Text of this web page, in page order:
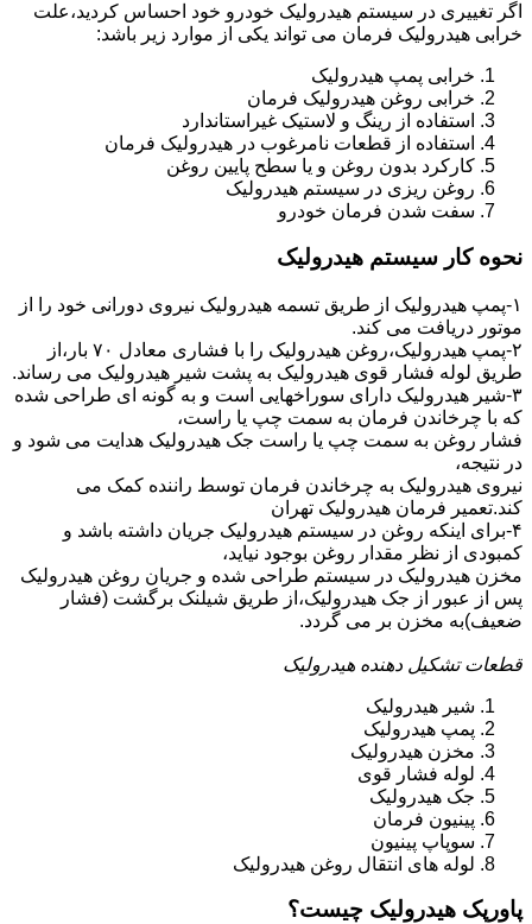
اگر تغییری در سیستم هیدرولیک خودرو خود احساس کردید،علت
خرابی هیدرولیک فرمان می تواند یکی از موارد زیر باشد:
خرابی پمپ هیدرولیک
خرابی روغن هیدرولیک فرمان
استفاده از رینگ و لاستیک غیراستاندارد
استفاده از قطعات نامرغوب در هیدرولیک فرمان
کارکرد بدون روغن و یا سطح پایین روغن
روغن ریزی در سیستم هیدرولیک
سفت شدن فرمان خودرو
نحوه کار سیستم هیدرولیک
۱-پمپ هیدرولیک از طریق تسمه هیدرولیک نیروی دورانی خود را از
موتور دریافت می کند.
۲-پمپ هیدرولیک،روغن هیدرولیک را با فشاری معادل ۷۰ بار،از
طریق لوله فشار قوی هیدرولیک به پشت شیر هیدرولیک می رساند.
۳-شیر هیدرولیک دارای سوراخهایی است و به گونه ای طراحی شده
که با چرخاندن فرمان به سمت چپ یا راست،
فشار روغن به سمت چپ یا راست جک هیدرولیک هدایت می شود و
در نتیجه،
نیروی هیدرولیک به چرخاندن فرمان توسط راننده کمک می
کند.تعمیر فرمان هیدرولیک تهران
۴-برای اینکه روغن در سیستم هیدرولیک جریان داشته باشد و
کمبودی از نظر مقدار روغن بوجود نیاید،
مخزن هیدرولیک در سیستم طراحی شده و جریان روغن هیدرولیک
پس از عبور از جک هیدرولیک،از طریق شیلنک برگشت (فشار
ضعیف)به مخزن بر می گردد.
قطعات تشکیل دهنده هیدرولیک
شیر هیدرولیک
پمپ هیدرولیک
مخزن هیدرولیک
لوله فشار قوی
جک هیدرولیک
پینیون فرمان
سوپاپ پینیون
لوله های انتقال روغن هیدرولیک
پاورپک هیدرولیک چیست؟